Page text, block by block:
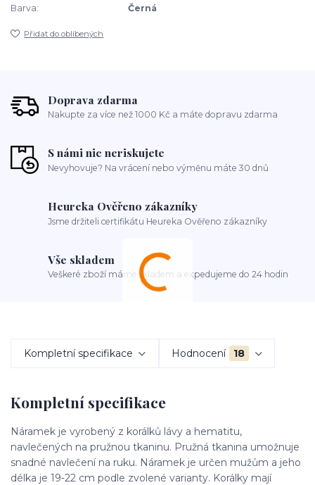
Barva:
Černá
Přidat do oblíbených
Doprava zdarma
Nakupte za více než 1000 Kč a máte dopravu zdarma
S námi nic neriskujete
Nevyhovuje? Na vrácení nebo výměnu máte 30 dnů
Heureka Ověřeno zákazníky
Jsme držiteli certifikátu Heureka Ověřeno zákazníky
Vše skladem
Veškeré zboží máme skladem a expedujeme do 24 hodin
Kompletní specifikace Hodnocení 18
Kompletní specifikace
Náramek je vyrobený z korálků lávy a hematitu,
navlečených na pružnou tkaninu. Pružná tkanina umožnuje
snadné navlečení na ruku. Náramek je určen mužům a jeho
délka je 19-22 cm podle zvolené varianty. Korálky mají